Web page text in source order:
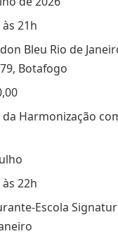
21h
Bleu Rio de
Botafogo
da Harmonização
22h
Escola